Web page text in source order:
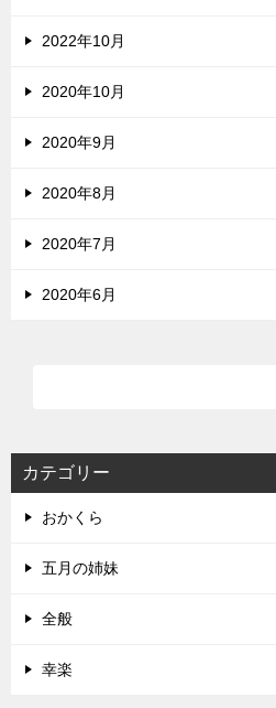
2022年10月
2020年10月
2020年9月
2020年8月
2020年7月
2020年6月
カテゴリー
おかくら
五月の姉妹
全般
幸楽